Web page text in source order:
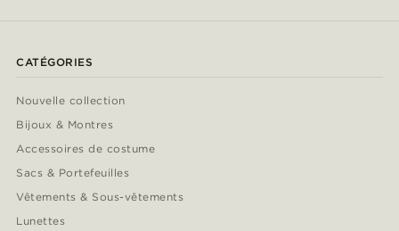
CATÉGORIES
Nouvelle collection
Bijoux & Montres
Accessoires de costume
Sacs & Portefeuilles
Vêtements & Sous-vêtements
Lunettes